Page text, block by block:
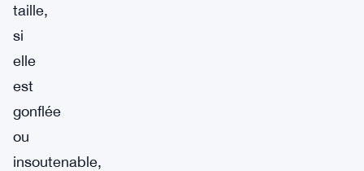
taille,
si
elle
est
gonflée
ou
insoutenable,